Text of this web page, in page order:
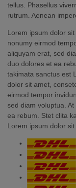
tellus. Phasellus
rutrum. Aenean
Lorem ipsum dolor
nonumy eirmod
aliquyam erat, sed
duo dolores et ea
takimata sanctus est
dolor sit amet,
eirmod tempor
sed diam voluptua.
ea rebum. Stet clita
Lorem ipsum dolor sit